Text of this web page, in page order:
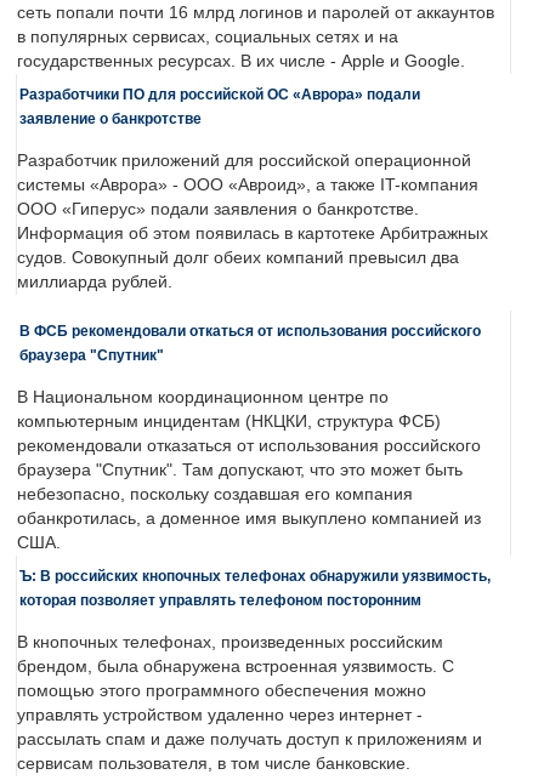
сеть попали почти 16 млрд логинов и паролей от аккаунтов
в популярных сервисах, социальных сетях и на
государственных ресурсах. В их числе - Apple и Google.
Разработчики ПО для российской ОС «Аврора» подали
заявление о банкротстве
Разработчик приложений для российской операционной
системы «Аврора» - ООО «Авроид», а также IT-компания
ООО «Гиперус» подали заявления о банкротстве.
Информация об этом появилась в картотеке Арбитражных
судов. Совокупный долг обеих компаний превысил два
миллиарда рублей.
В ФСБ рекомендовали откаться от использования российского
браузера "Спутник"
В Национальном координационном центре по
компьютерным инцидентам (НКЦКИ, структура ФСБ)
рекомендовали отказаться от использования российского
браузера "Спутник". Там допускают, что это может быть
небезопасно, поскольку создавшая его компания
обанкротилась, а доменное имя выкуплено компанией из
США.
Ъ: В российских кнопочных телефонах обнаружили уязвимость,
которая позволяет управлять телефоном посторонним
В кнопочных телефонах, произведенных российским
брендом, была обнаружена встроенная уязвимость. С
помощью этого программного обеспечения можно
управлять устройством удаленно через интернет -
рассылать спам и даже получать доступ к приложениям и
сервисам пользователя, в том числе банковские.